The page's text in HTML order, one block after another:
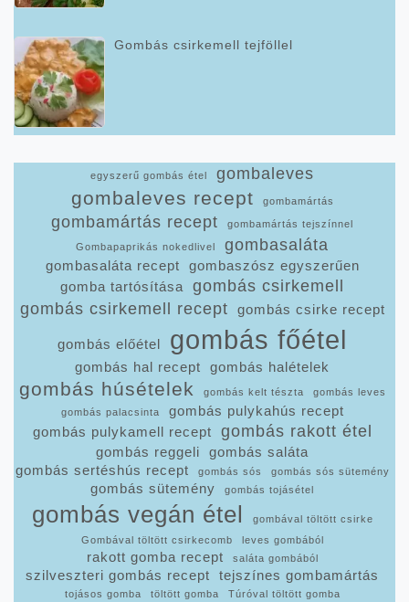
Gombás csirkemell tejföllel
egyszerű gombás étel gombaleves
gombaleves recept gombamártás
gombamártás recept gombamártás tejszínnel
Gombapaprikás nokedlivel gombasaláta
gombasaláta recept
gombaszósz egyszerűen
gomba tartósítása
gombás csirkemell
gombás csirkemell recept
gombás csirke recept
gombás előétel gombás főétel
gombás hal recept gombás halételek
gombás húsételek gombás kelt tészta
gombás leves
gombás palacsinta
gombás pulykahús recept
gombás pulykamell recept
gombás rakott étel
gombás reggeli
gombás saláta
gombás sertéshús recept
gombás sós gombás sós sütemény
gombás sütemény gombás tojásétel
gombás vegán étel
gombával töltött csirke
Gombával töltött csirkecomb
leves gombából
rakott gomba recept saláta gombából
szilveszteri gombás recept tejszínes gombamártás
tojásos gomba töltött gomba Túróval töltött gomba